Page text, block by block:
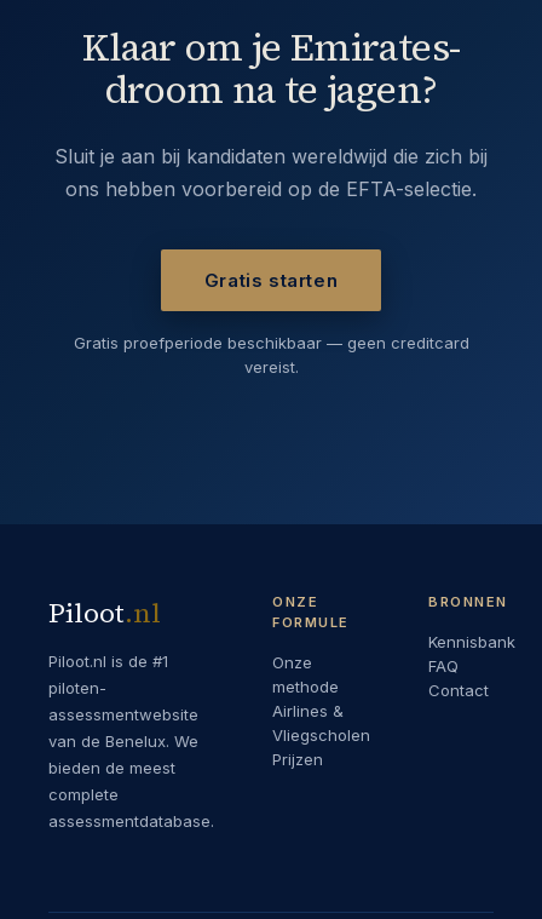
Klaar om je Emirates-
droom na te jagen?
Sluit je aan bij kandidaten wereldwijd die zich bij
ons hebben voorbereid op de EFTA-selectie.
Gratis starten
Gratis proefperiode beschikbaar — geen creditcard
vereist.
Piloot.nl
Piloot.nl is de #1
piloten-
assessmentwebsite
van de Benelux. We
bieden de meest
complete
assessmentdatabase.
ONZE
FORMULE
Onze
methode
Airlines &
Vliegscholen
Prijzen
BRONNEN
Kennisbank
FAQ
Contact